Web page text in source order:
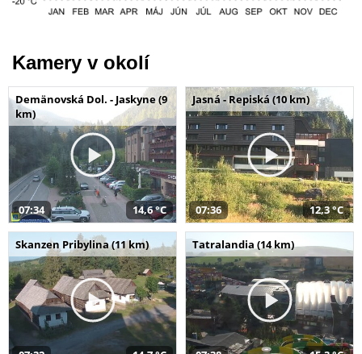
Kamery v okolí
Demänovská Dol. - Jaskyne (9
km)
07:34 14,6 °C
Jasná - Repiská (10 km)
07:36 12,3 °C
Skanzen Pribylina (11 km) Tatralandia (14 km)